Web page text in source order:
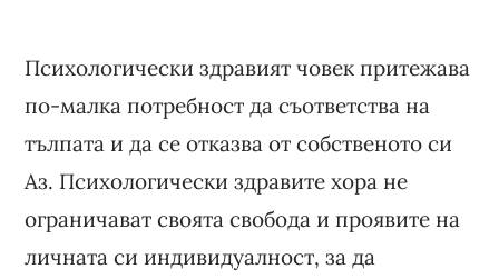
Психологически здравият човек притежава
по-малка потребност да съответства на
тълпата и да се отказва от собственото си
Аз. Психологически здравите хора не
ограничават своята свобода и проявите на
личната си индивидуалност, за да